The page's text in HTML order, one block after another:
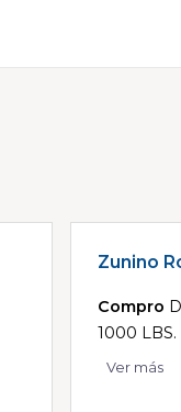
Zunino
Compro
1000
Ver más